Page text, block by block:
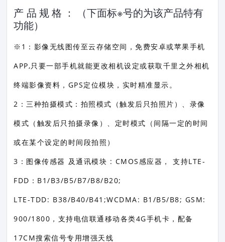
产 品 规 格 ： （下面标※号的为该产品特有
功能）
※1：影像无线图传至云存储空间，免费安卓或苹果手机
APP,只要一部手机就能更改相机设定或获取千里之外相机
终端影像资料，GPS定位模块，实时精准显示。
2：三种拍摄模式：拍照模式（触发后只拍照片）、录像
模式（触发后只拍摄录像）、定时模式（间隔一定的时间
或在某个设定的时间段拍照）
3：图像传感器 及通讯模块 : CMOS感应器， 支持LTE-
FDD：B1/B3/B5/B7/B8/B20;
LTE-TDD: B38/B40/B41;WCDMA: B1/B5/B8; GSM:
900/1800，支持电信联通移动各类4G手机卡，配备
17CM搜索信号专用增强天线